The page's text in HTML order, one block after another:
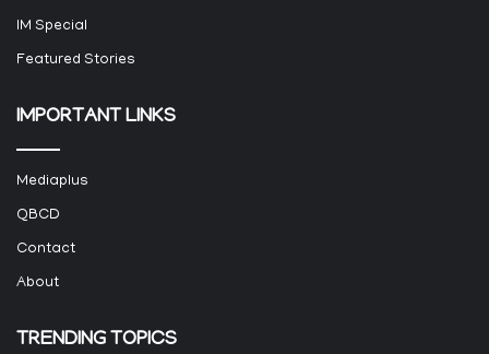
IM Special
Featured Stories
IMPORTANT LINKS
Mediaplus
QBCD
Contact
About
TRENDING TOPICS